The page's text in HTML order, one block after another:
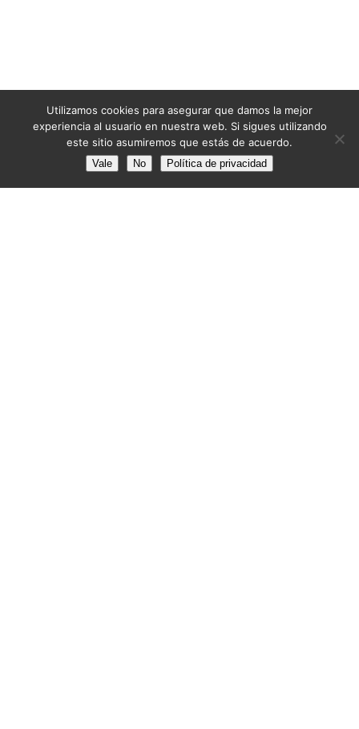
Utilizamos cookies para asegurar que damos la mejor
experiencia al usuario en nuestra web. Si sigues utilizando
este sitio asumiremos que estás de acuerdo.
Vale No Política de privacidad